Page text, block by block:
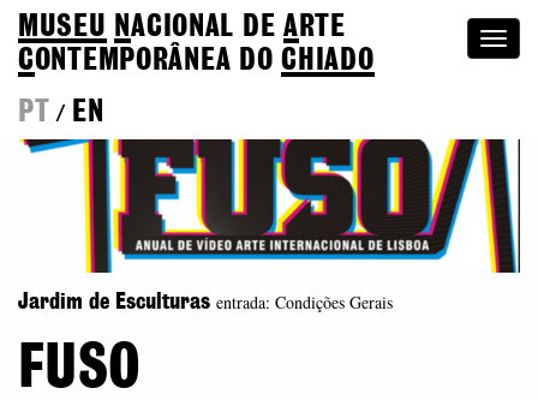
MUSEU NACIONAL DEA RTE
CONTEMPORÂNEA DOCHIADO
PT
/ EN
Jardim de Esculturas entrada: Condições Gerais
FUSO